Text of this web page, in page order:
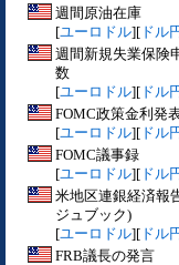
週間原油在庫
[ユーロドル][ ドル
週間新規失業保険
数
[ユーロドル][ ドル
FOMC政策金利発
[ユーロドル][ ドル
FOMC議事録
[ユーロドル][ ドル
米地区連銀経済報
ジュブック)
[ユーロドル][ ドル
FRB議長の発言